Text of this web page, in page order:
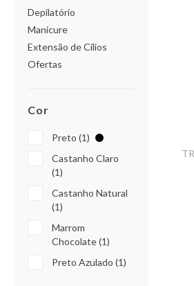
Depilatório
Manicure
Extensão de Cílios
Ofertas
Cor
Preto (1)
Castanho Claro
(1)
Castanho Natural
(1)
Marrom
Chocolate (1)
Preto Azulado (1)